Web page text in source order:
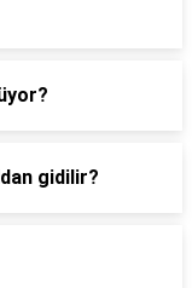
gidilir?